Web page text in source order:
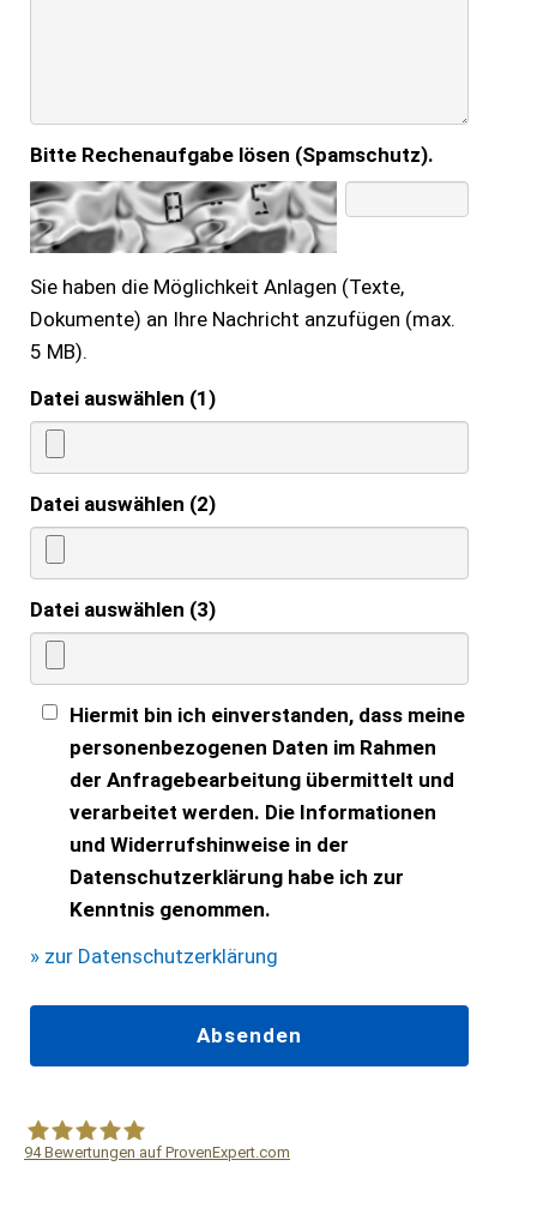
Bitte Rechenaufgabe lösen (Spamschutz).
Sie haben die Möglichkeit Anlagen (Texte,
Dokumente) an Ihre Nachricht anzufügen (max.
5 MB).
Datei auswählen (1)
Datei auswählen (2)
Datei auswählen (3)
Hiermit bin ich einverstanden, dass meine
personenbezogenen Daten im Rahmen
der Anfragebearbeitung übermittelt und
verarbeitet werden. Die Informationen
und Widerrufshinweise in der
Datenschutzerklärung habe ich zur
Kenntnis genommen.
» zur Datenschutzerklärung
94Bewertungen auf ProvenExpert.com